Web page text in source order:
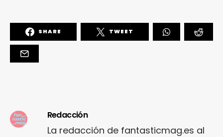
SHARE TWEET
Redacción
La redacción de fantasticmag.es al